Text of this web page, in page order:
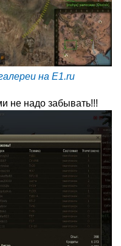
на E1.ru
не надо забывать!!!